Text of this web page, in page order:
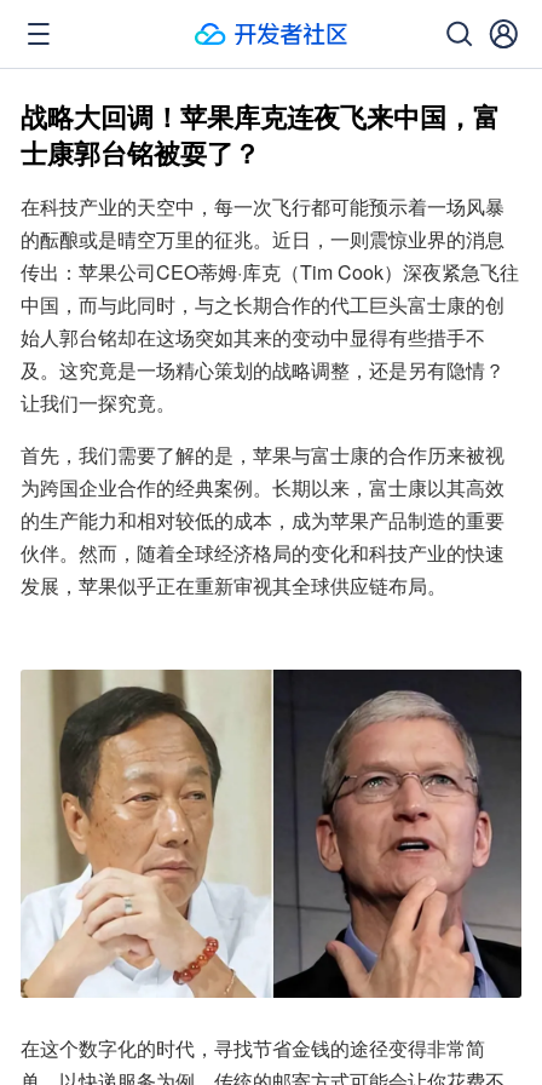
战略大回调！苹果库克连夜飞来中国，富
士康郭台铭被耍了？
在科技产业的天空中，每一次飞行都可能预示着一场风暴
的酝酿或是晴空万里的征兆。近日，一则震惊业界的消息
传出：苹果公司CEO蒂姆·库克（Tim Cook）深夜紧急飞往
中国，而与此同时，与之长期合作的代工巨头富士康的创
始人郭台铭却在这场突如其来的变动中显得有些措手不
及。这究竟是一场精心策划的战略调整，还是另有隐情？
让我们一探究竟。
首先，我们需要了解的是，苹果与富士康的合作历来被视
为跨国企业合作的经典案例。长期以来，富士康以其高效
的生产能力和相对较低的成本，成为苹果产品制造的重要
伙伴。然而，随着全球经济格局的变化和科技产业的快速
发展，苹果似乎正在重新审视其全球供应链布局。
在这个数字化的时代，寻找节省金钱的途径变得非常简